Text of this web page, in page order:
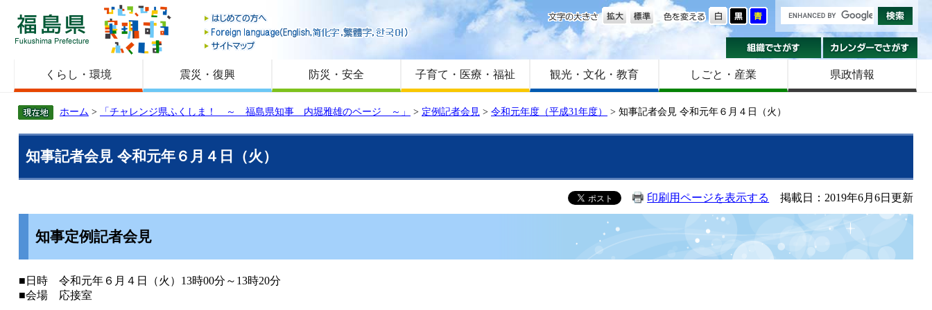
福島県
はじめての方へ
Foreign language
サイトマップ
色を変える
文字の大きさ
組織でさがす
くらし・環境 震災・復興 防災・安全 子育て・医療・福祉 観光・文化・教育 しごと・産業 県政情報
ホーム > 「チャレンジ県ふくしま！ ～ 福島県知事 内堀雅雄のページ ～」 > 定例記者会見 > 令和元年度（平成31年度） > 知事記者会見 令和元年６月４日（火）
知事記者会見 令和元年６月４日（火）
印刷用ページを表示する 掲載日：2019年6月6日更新
知事定例記者会見
■日時 令和元年６月４日（火）13時00分～13時20分
■会場 応接室